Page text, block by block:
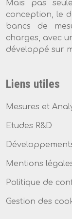
Mais pas
conception, le
bancs de
charges, avec
développé sur
Liens utiles
Mesures et
Etudes R&D
Mentions
Politique de
Gestion des